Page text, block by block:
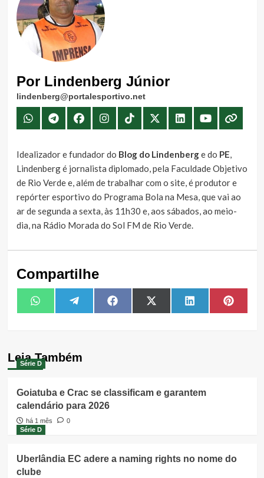
Por Lindenberg Júnior
lindenberg@portalesportivo.net
Idealizador e fundador do Blog do Lindenberge do PE,
Lindenberg é jornalista diplomado, pela Faculdade Objetivo
de Rio Verde e, além de trabalhar com o site, é produtor e
repórter esportivo do Programa Bola na Mesa, que vai ao
ar de segunda a sexta, às 11h30 e, aos sábados, ao meio-
dia, na Rádio Morada do Sol FM de Rio Verde.
Compartilhe
Share
on
WhatsAppShare
on
TelegramShare
on
FacebookShare
on
X
(Twitter)
Share
on
LinkedIn Share
on
Leia Também
Série D
Goiatuba e Crac se classificam e garantem
calendário para 2026
há 1 mês
0
Série D
Uberlândia EC adere a naming rights no nome do
clube